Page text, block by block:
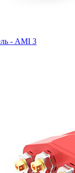
- AMI 3